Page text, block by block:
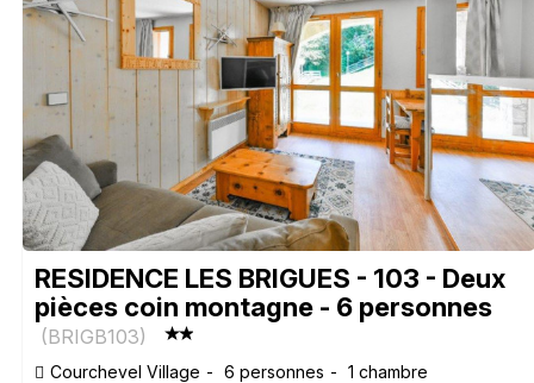
RESIDENCE LES BRIGUES - 103 - Deux
pièces coin montagne - 6 personnes
(BRIGB103)
Courchevel Village 6 personnes
1 chambre